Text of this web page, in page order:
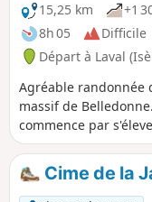
15,25 km
+1
8h 05
Difficile
Départ à Laval
Agréable randonnée
massif de
commence par
ravissant refuge du
Arrivé à proximité, il
Coche, passe au-
Cime de la